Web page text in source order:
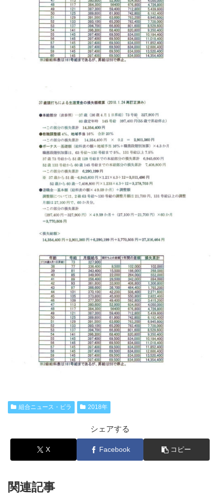
組合ニュース・ビラ 2018年
シェアする
X Facebook コピー
関連記事